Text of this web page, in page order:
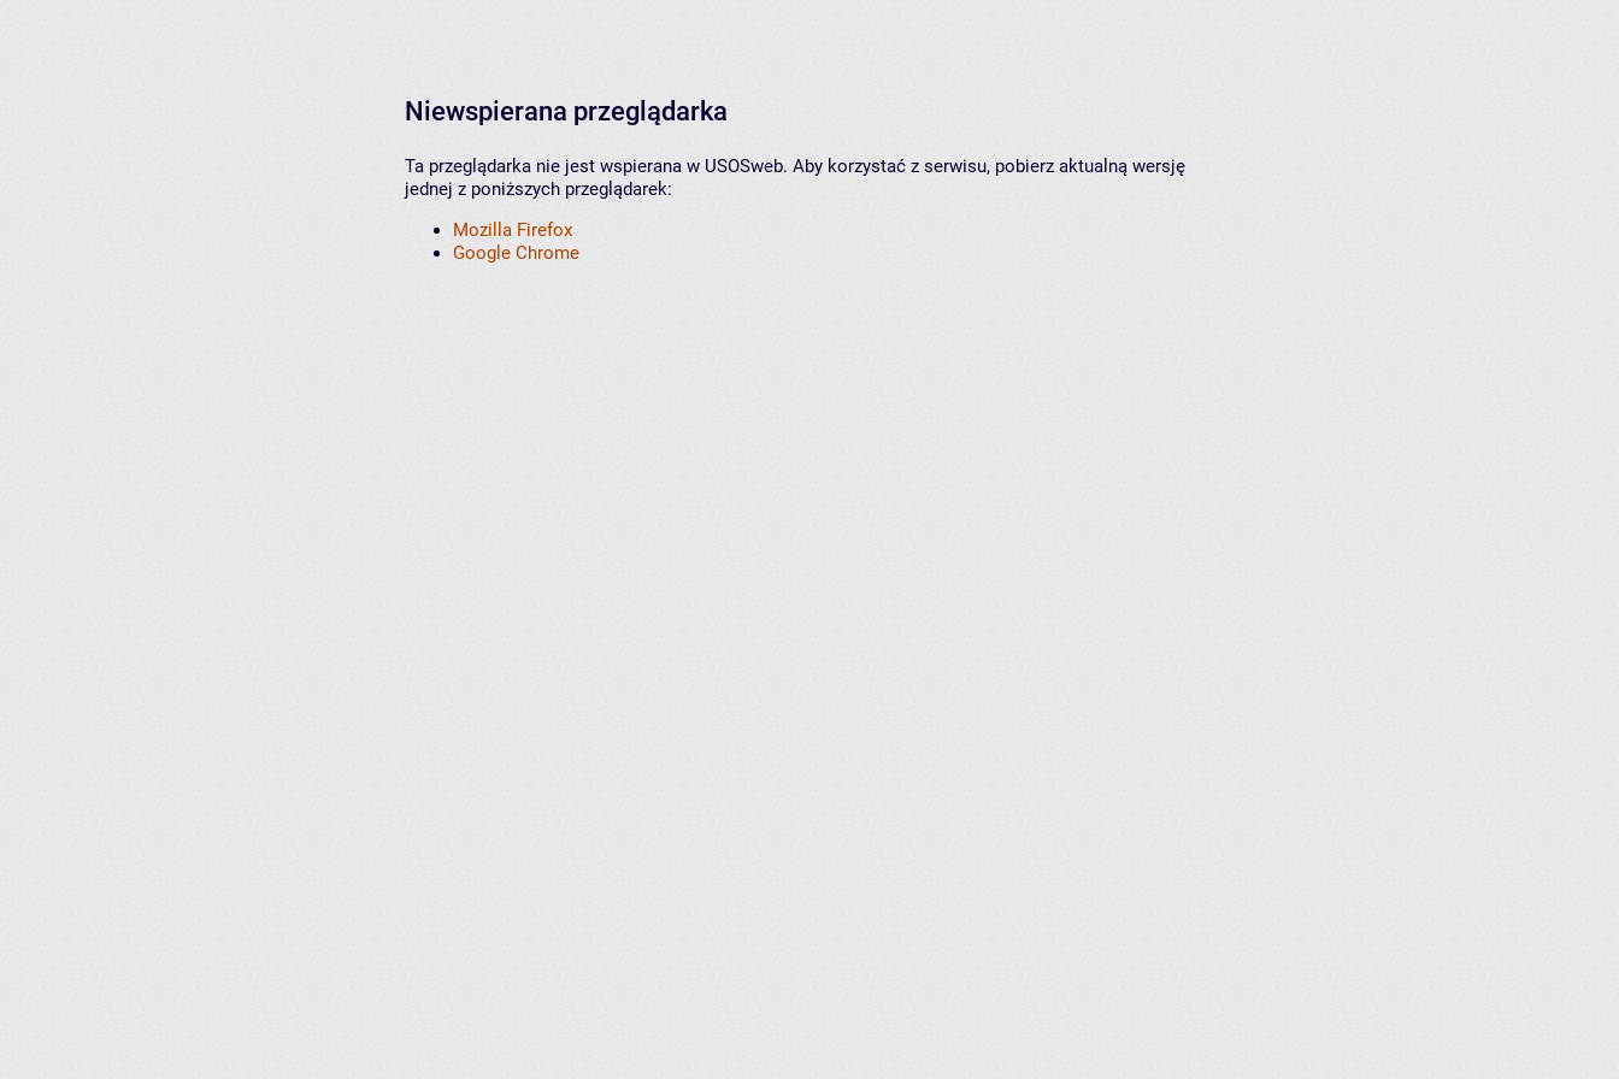
Niewspierana przeglądarka
Ta przeglądarka nie jest wspierana w USOSweb. Aby korzystać z serwisu, pobierz aktualną wersję
jednej z poniższych przeglądarek:
Mozilla Firefox
Google Chrome